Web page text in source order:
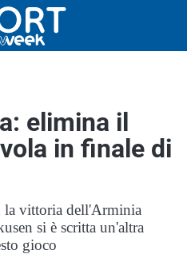
elimina il
in finale di
vittoria dell'Arminia
si è scritta un'altra
gioco